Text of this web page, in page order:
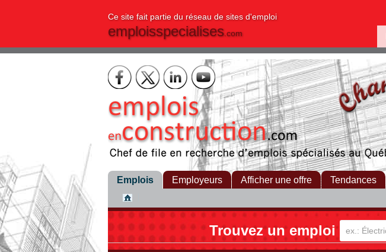
Ce site fait partie du réseau de sites d'emploi
emploisspecialises.com
Emplois Employeurs Afficher une offre Tendances
Trouvez un emploi